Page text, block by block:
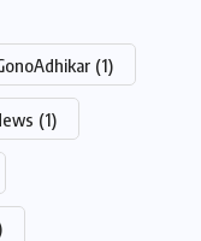
(1)
(1)